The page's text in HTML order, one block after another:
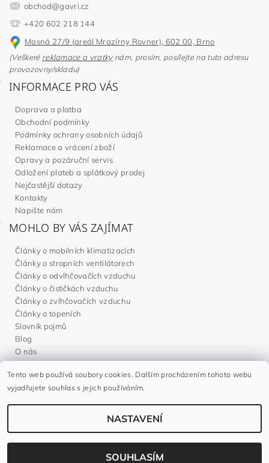
obchod@gavri.cz
+420 602 218 144
Masná 27/9 (areál Mrazírny Rovner), 602 00, Brno
(Veškeré reklamace a vratkynám, prosím, posílejte na tuto adresu
provozovny/skladu)
INFORMACE PRO VÁS
Doprava a platba
Obchodní podmínky
Podmínky ochrany osobních údajů
Reklamace a vrácení zboží
Opravy a pozáruční servis
Odložení plateb a splátkový prodej
Nejčastější dotazy
Kontakty
Napište nám
MOHLO BY VÁS ZAJÍMAT
Články o mobilních klimatizacích
Články o stropních ventilátorech
Články o odvlhčovačích vzduchu
Články o čističkách vzduchu
Články o zvlhčovačích vzduchu
Články o topeních
Slovník pojmů
Blog
O nás
Noaton.cz | Noaton.de | Noaton.es | Gavri.sk | Gavri.es
Gavri.cz, všechna práva vyhrazena
Tento web používá soubory cookies. Dalším procházením tohoto webu
vyjadřujete souhlas s jejich používáním.
NASTAVENÍ
SOUHLASÍM